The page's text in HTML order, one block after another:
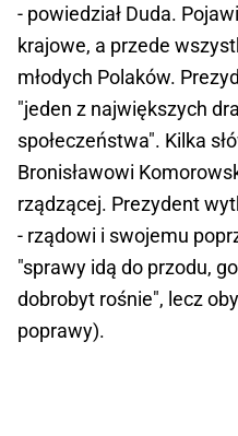
- powiedział Duda.
krajowe, a przede
młodych Polaków.
"jeden z największych
społeczeństwa". Kilka
Bronisławowi
rządzącej. Prezydent
- rządowi i swojemu
"sprawy idą do przodu,
dobrobyt rośnie", lecz
poprawy).